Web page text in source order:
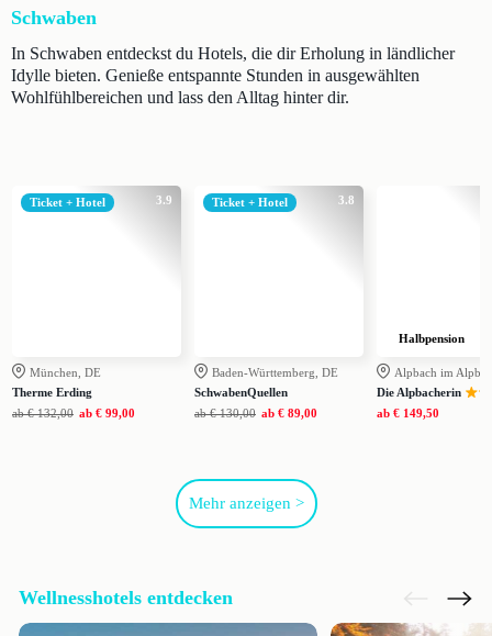
Schwaben
In Schwaben entdeckst du Hotels, die dir Erholung in ländlicher
Idylle bieten. Genieße entspannte Stunden in ausgewählten
Wohlfühlbereichen und lass den Alltag hinter dir.
3.9
Ticket + Hotel
München, DE
Therme Erding
ab € 132,00 ab € 99,00
3.8
Ticket + Hotel
Baden-Württemberg, DE
SchwabenQuellen
ab € 130,00 ab € 89,00
Halbpension
Alpbach im
Die Alpbacherin
ab € 149,50
Mehr anzeigen >
Wellnesshotels entdecken